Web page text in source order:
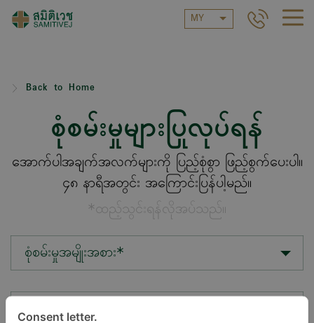
MY
Back to Home
စုံစမ်းမှုများပြုလုပ်ရန်
အောက်ပါအချက်အလက်များကို ပြည့်စုံစွာ ဖြည့်စွက်ပေးပါ။
၄၈ နာရီအတွင်း အကြောင်းပြန်ပါ့မည်။
*ထည့်သွင်းရန်လိုအပ်သည်။
စုံစမ်းမှုအမျိုးအစား*
တည်နေရာ*
Consent letter.